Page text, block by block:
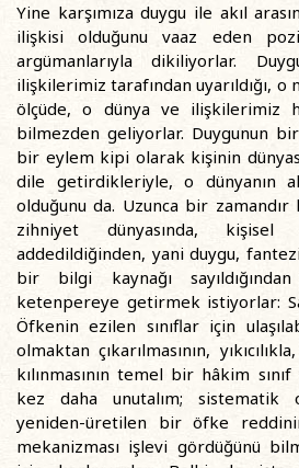
Yine karşımıza duygu ile akıl
ilişkisi olduğunu vaaz eden
argümanlarıyla dikiliyorlar.
ilişkilerimiz tarafından uyarıldığı, o
ölçüde, o dünya ve ilişkilerimiz
bilmezden geliyorlar. Duygunun
bir eylem kipi olarak kişinin
dile getirdikleriyle, o dünyanın
olduğunu da. Uzunca bir zamandır
zihniyet dünyasında,
addedildiğinden, yani duygu,
bir bilgi kaynağı
ketenpereye getirmek istiyorlar:
Öfkenin ezilen sınıflar için
olmaktan çıkarılmasının,
kılınmasının temel bir hâkim
kez daha unutalım; sistematik
yeniden-üretilen bir öfke
mekanizması işlevi gördüğünü